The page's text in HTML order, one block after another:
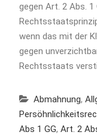
gegen Art. 2 Abs. 1
wenn das mit der
gegen
Rechtsstaats
Abmahnung,
Abs 1 GG, Art. 2